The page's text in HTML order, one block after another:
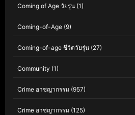
Coming of Age วัยรุ่น (1)
Coming-of-Age (9)
Coming-of-age ชีวิตวัยรุ่น (27)
Community (1)
Crime อาชญากรรม (957)
Crime อาชญากรรม (125)